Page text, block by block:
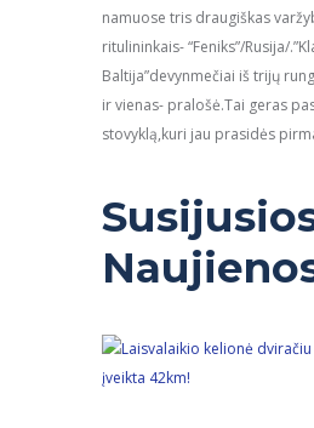
namuose tris draugiškas
ritulininkais- “Feniks”/Rusija/
Baltija”devynmečiai iš trijų
ir vienas- pralošė.Tai geras
stovyklą,kuri jau prasidės